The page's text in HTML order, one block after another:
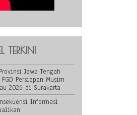
TERKINI
Jawa Tengah
Persiapan Musim
2026 di Surakarta
Informasi